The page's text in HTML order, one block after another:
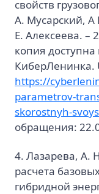
свойств
А. Мусарский, А
Е. Алексеева. –
копия доступна
КиберЛенинка.
https://
parametrov-
skorostnyh-
обращения:
4. Лазарева, А.
расчета
гибридной